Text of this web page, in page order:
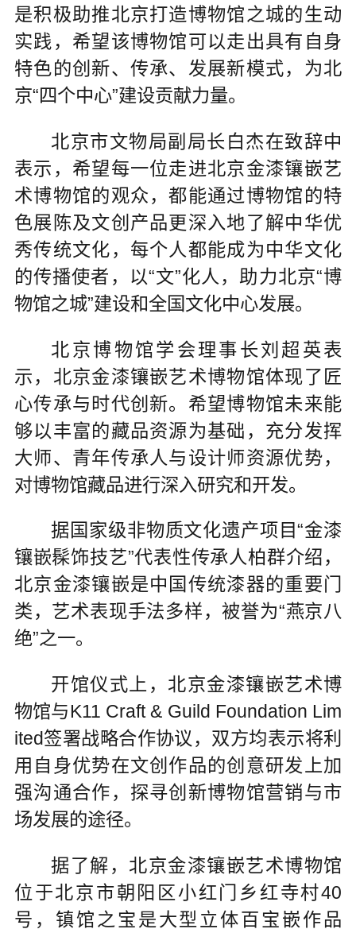
是积极助推北京打造博物馆之城的生动
实践，希望该博物馆可以走出具有自身
特色的创新、传承、发展新模式，为北
京“四个中心”建设贡献力量。
北京市文物局副局长白杰在致辞中
表示，希望每一位走进北京金漆镶嵌艺
术博物馆的观众，都能通过博物馆的特
色展陈及文创产品更深入地了解中华优
秀传统文化，每个人都能成为中华文化
的传播使者，以“文”化人，助力北京“博
物馆之城”建设和全国文化中心发展。
北京博物馆学会理事长刘超英表
示，北京金漆镶嵌艺术博物馆体现了匠
心传承与时代创新。希望博物馆未来能
够以丰富的藏品资源为基础，充分发挥
大师、青年传承人与设计师资源优势，
对博物馆藏品进行深入研究和开发。
据国家级非物质文化遗产项目“金漆
镶嵌髹饰技艺”代表性传承人柏群介绍，
北京金漆镶嵌是中国传统漆器的重要门
类，艺术表现手法多样，被誉为“燕京八
绝”之一。
开馆仪式上，北京金漆镶嵌艺术博
物馆与K11 Craft & Guild Foundation Lim
ited签署战略合作协议，双方均表示将利
用自身优势在文创作品的创意研发上加
强沟通合作，探寻创新博物馆营销与市
场发展的途径。
据了解，北京金漆镶嵌艺术博物馆
位于北京市朝阳区小红门乡红寺村40
号，镇馆之宝是大型立体百宝嵌作品